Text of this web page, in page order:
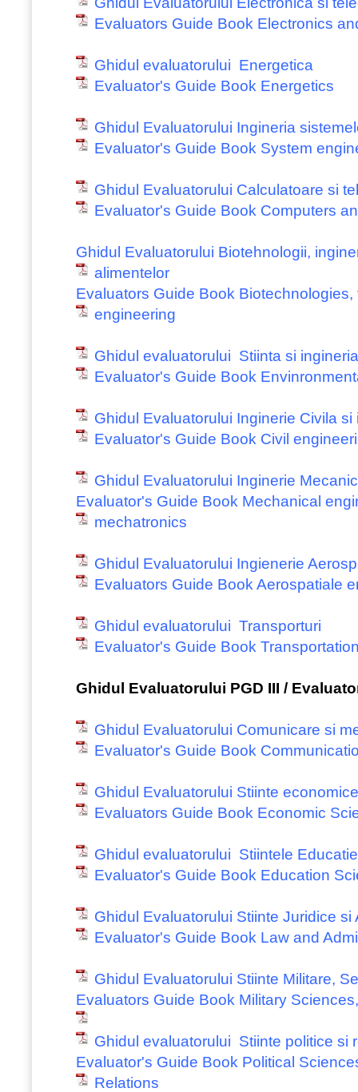
Evaluators Guide Book Electronics
Ghidul evaluatorului Energetica
Evaluator's Guide Book Energetics
Ghidul Evaluatorului Ingineria
Evaluator's Guide Book System
Ghidul Evaluatorului Calculatoare si
Evaluator's Guide Book Computers
Ghidul Evaluatorului Biotehnologii,
alimentelor
Evaluators Guide Book
engineering
Ghidul evaluatorului Stiinta si
Evaluator's Guide Book
Ghidul Evaluatorului Inginerie Civila si
Evaluator's Guide Book Civil
Ghidul Evaluatorului Inginerie
Evaluator's Guide Book Mechanical
mechatronics
Ghidul Evaluatorului Ingienerie
Evaluators Guide Book Aerospatiale
Ghidul evaluatorului Transporturi
Evaluator's Guide Book
Ghidul Evaluatorului PGD III /
Ghidul Evaluatorului Comunicare si
Evaluator's Guide Book
Ghidul Evaluatorului Stiinte economice
Evaluators Guide Book Economic
Ghidul evaluatorului Stiintele
Evaluator's Guide Book Education
Ghidul Evaluatorului Stiinte Juridice si
Evaluator's Guide Book Law and
Ghidul Evaluatorului Stiinte Militare,
Evaluators Guide Book Military
Ghidul evaluatorului Stiinte politice si
Evaluator's Guide Book Political
Relations